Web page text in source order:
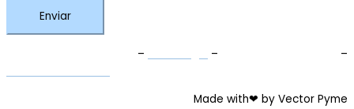
Enviar
– –
–
Made with❤ by Vector Pyme